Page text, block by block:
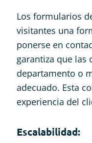
Los formularios
visitantes una
ponerse en
garantiza que las
departamento o
adecuado. Esta
experiencia del
Escalabilidad: